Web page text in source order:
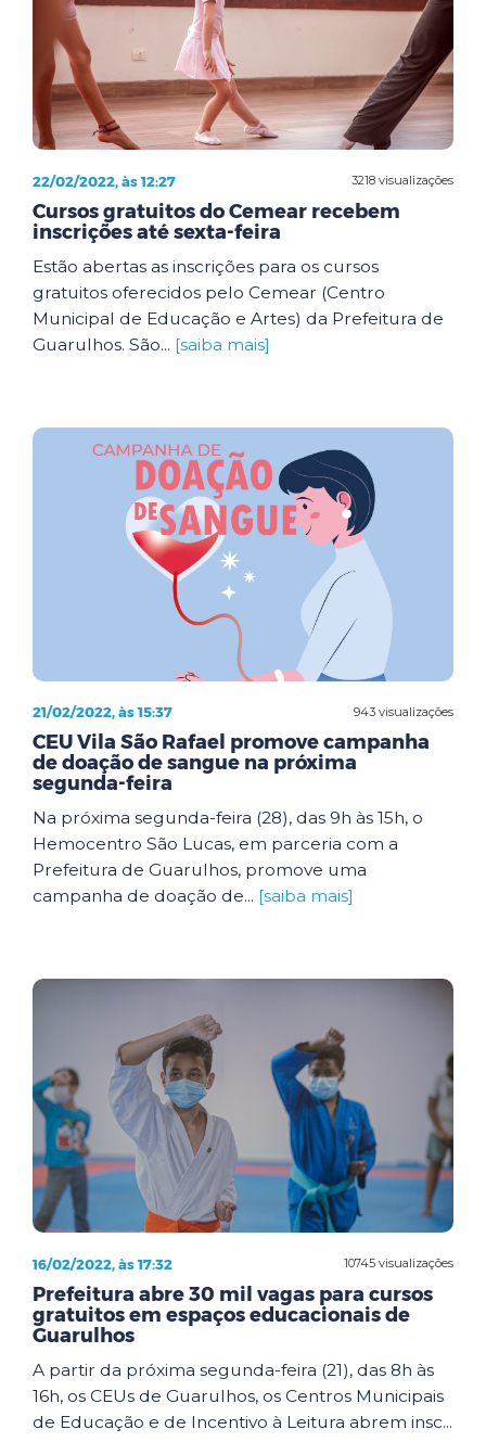
3218 visualizações
22/02/2022, às 12:27
Cursos gratuitos do Cemear recebem
inscrições até sexta-feira
Estão abertas as inscrições para os cursos
gratuitos oferecidos pelo Cemear (Centro
Municipal de Educação e Artes) da Prefeitura de
Guarulhos. São... [saiba mais]
943 visualizações
21/02/2022, às 15:37
CEU Vila São Rafael promove campanha
de doação de sangue na próxima
segunda-feira
Na próxima segunda-feira (28), das 9h às 15h, o
Hemocentro São Lucas, em parceria com a
Prefeitura de Guarulhos, promove uma
campanha de doação de... [saiba mais]
10745 visualizações
16/02/2022, às 17:32
Prefeitura abre 30 mil vagas para cursos
gratuitos em espaços educacionais de
Guarulhos
A partir da próxima segunda-feira (21), das 8h às
16h, os CEUs de Guarulhos, os Centros Municipais
de Educação e de Incentivo à Leitura abrem insc...